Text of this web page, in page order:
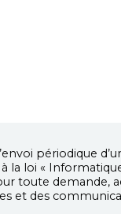
périodique
la loi «
toute demande,
et des